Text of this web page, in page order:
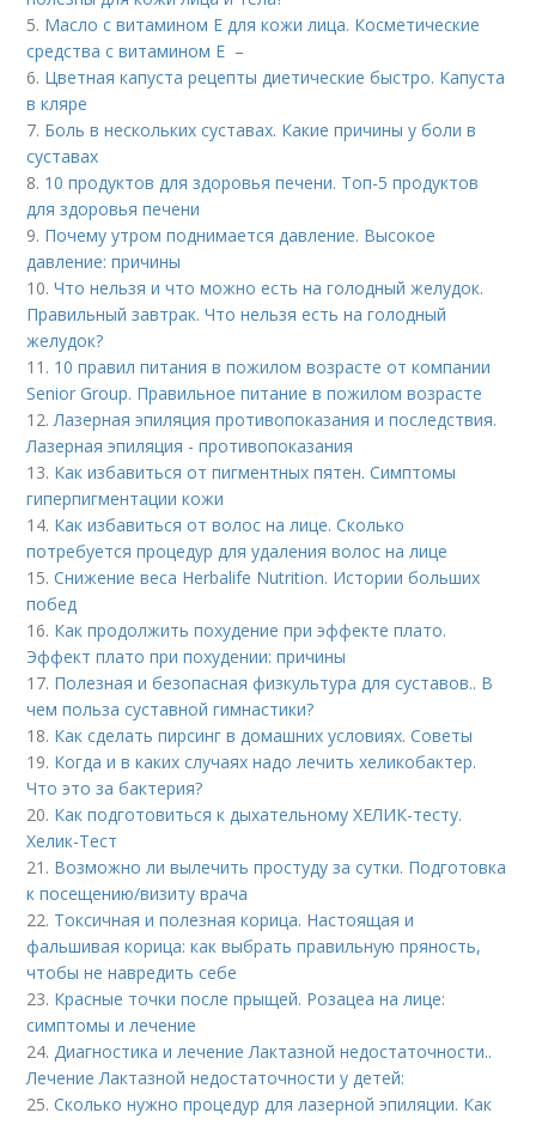
5. Масло с витамином Е для кожи лица. Косметические
средства с витамином Е –
6. Цветная капуста рецепты диетические быстро. Капуста
в кляре
7. Боль в нескольких суставах. Какие причины у боли в
суставах
8. 10 продуктов для здоровья печени. Топ-5 продуктов
для здоровья печени
9. Почему утром поднимается давление. Высокое
давление: причины
10.Что нельзя и что можно есть на голодный желудок.
Правильный завтрак. Что нельзя есть на голодный
желудок?
11. 10 правил питания в пожилом возрасте от компании
Senior Group. Правильное питание в пожилом возрасте
12.Лазерная эпиляция противопоказания и последствия.
Лазерная эпиляция - противопоказания
13. Как избавиться от пигментных пятен. Симптомы
гиперпигментации кожи
14. Как избавиться от волос на лице. Сколько
потребуется процедур для удаления волос на лице
15.Снижение веса Herbalife Nutrition. Истории больших
побед
16. Как продолжить похудение при эффекте плато.
Эффект плато при похудении: причины
17. Полезная и безопасная физкультура для суставов.. В
чем польза суставной гимнастики?
18. Как сделать пирсинг в домашних условиях. Советы
19. Когда и в каких случаях надо лечить хеликобактер.
Что это за бактерия?
20. Как подготовиться к дыхательному ХЕЛИК-тесту.
Хелик-Тест
21. Возможно ли вылечить простуду за сутки. Подготовка
к посещению/визиту врача
22. Токсичная и полезная корица. Настоящая и
фальшивая корица: как выбрать правильную пряность,
чтобы не навредить себе
23. Красные точки после прыщей. Розацеа на лице:
симптомы и лечение
24.Диагностика и лечение Лактазной недостаточности..
Лечение Лактазной недостаточности у детей:
25.Сколько нужно процедур для лазерной эпиляции. Как